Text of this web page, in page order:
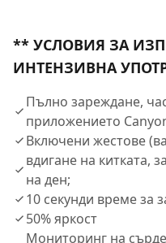
** УСЛОВИЯ ЗА
ИНТЕНЗИВНА
Пълно зареждане,
приложението
Включени жестове
вдигане на китката,
на ден;
10 секунди време за
50% яркост
Мониторинг на